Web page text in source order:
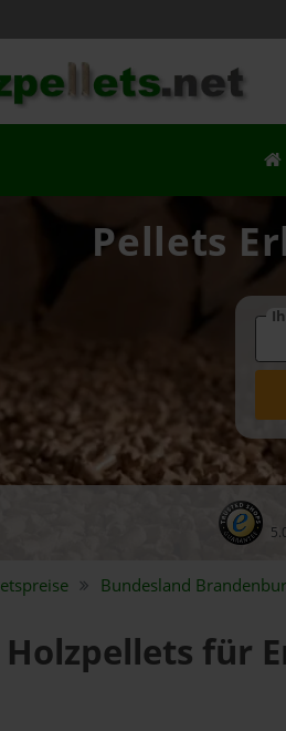
Pellets
Bundesland
Holzpellets für